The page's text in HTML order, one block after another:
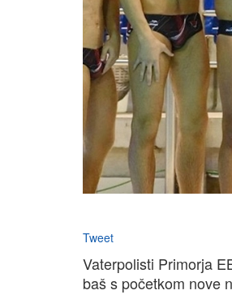
Tweet
Vaterpolisti Primorja
baš s početkom nove